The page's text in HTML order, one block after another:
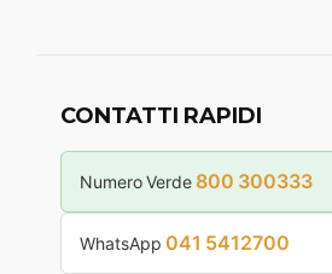
CONTATTI RAPIDI
Numero Verde 800 300333
WhatsApp 041 5412700